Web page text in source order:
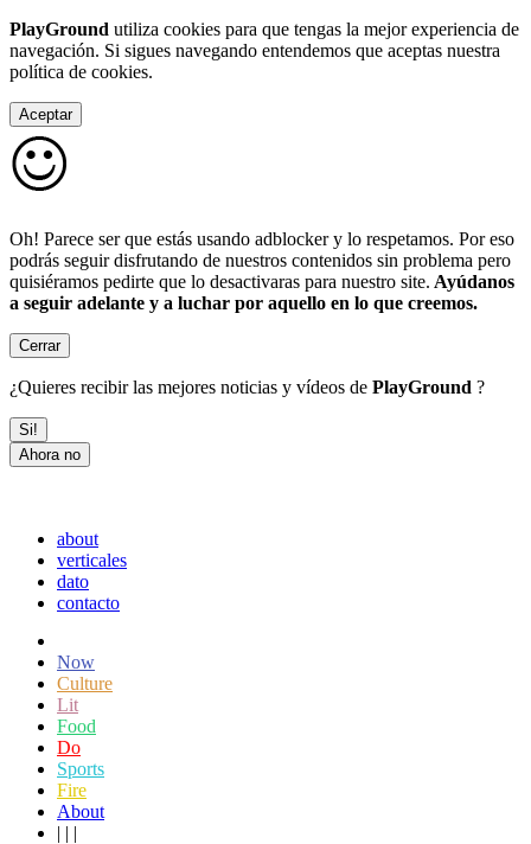
PlayGround utiliza cookies para que tengas la mejor experiencia de
navegación. Si sigues navegando entendemos que aceptas nuestra
política de cookies.
Aceptar
Oh! Parece ser que estás usando adblocker y lo respetamos. Por eso
podrás seguir disfrutando de nuestros contenidos sin problema pero
quisiéramos pedirte que lo desactivaras para nuestro site. Ayúdanos
a seguir adelante y a luchar por aquello en lo que creemos.
Cerrar
¿Quieres recibir las mejores noticias y vídeos de PlayGround ?
Si!
Ahora no
about
verticales
dato
contacto
Now
Culture
Lit
Food
Do
Sports
Fire
About
| | |